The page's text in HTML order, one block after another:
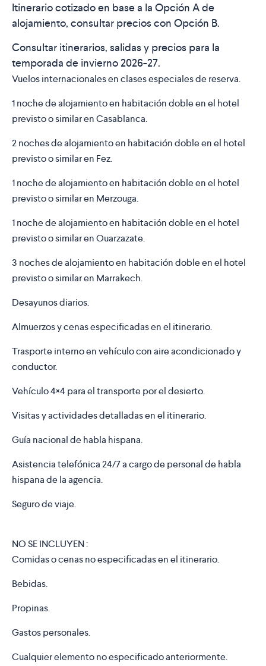
Itinerario cotizado en base a la Opción A de
alojamiento, consultar precios con Opción B.
Consultar itinerarios, salidas y precios para la
temporada de invierno 2026-27.
Vuelos internacionales en clases especiales de reserva.
1 noche de alojamiento en habitación doble en el hotel
previsto o similar en Casablanca.
2 noches de alojamiento en habitación doble en el hotel
previsto o similar en Fez.
1 noche de alojamiento en habitación doble en el hotel
previsto o similar en Merzouga.
1 noche de alojamiento en habitación doble en el hotel
previsto o similar en Ouarzazate.
3 noches de alojamiento en habitación doble en el hotel
previsto o similar en Marrakech.
Desayunos diarios.
Almuerzos y cenas especificadas en el itinerario.
Trasporte interno en vehículo con aire acondicionado y
conductor.
Vehículo 4×4 para el transporte por el desierto.
Visitas y actividades detalladas en el itinerario.
Guía nacional de habla hispana.
Asistencia telefónica 24/7 a cargo de personal de habla
hispana de la agencia.
Seguro de viaje.
NO SE INCLUYEN :
Comidas o cenas no especificadas en el itinerario.
Bebidas.
Propinas.
Gastos personales.
Cualquier elemento no especificado anteriormente.